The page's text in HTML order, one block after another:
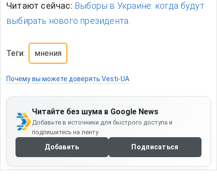
Читают сейчас: Выборы в Украине: когда будут
выбирать нового президента.
Теги: мнения
Почему вы можете доверять Vesti-UA
Читайте без шума в Google News
Добавьте в источники для быстрого доступа и
подпишитесь на ленту
Добавить Подписаться